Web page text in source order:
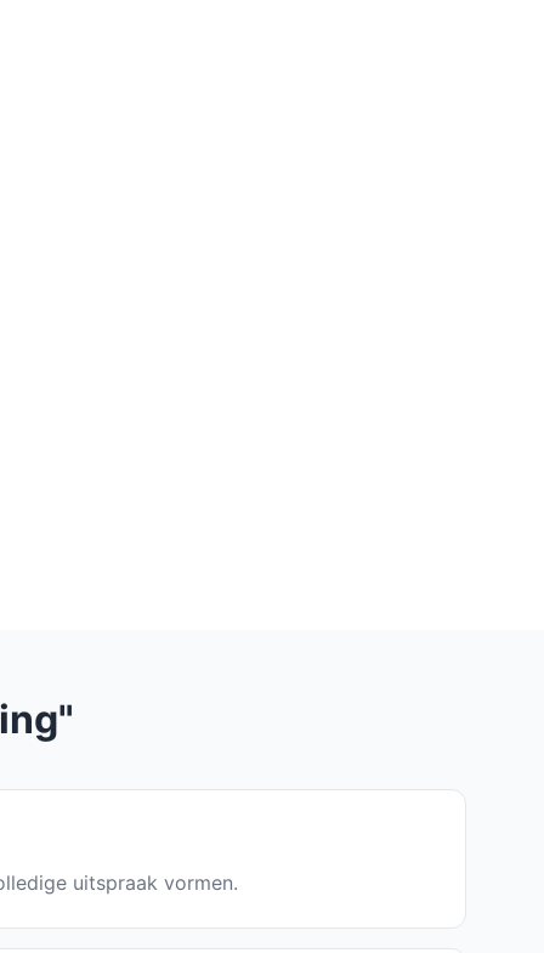
uitspraak vormen.